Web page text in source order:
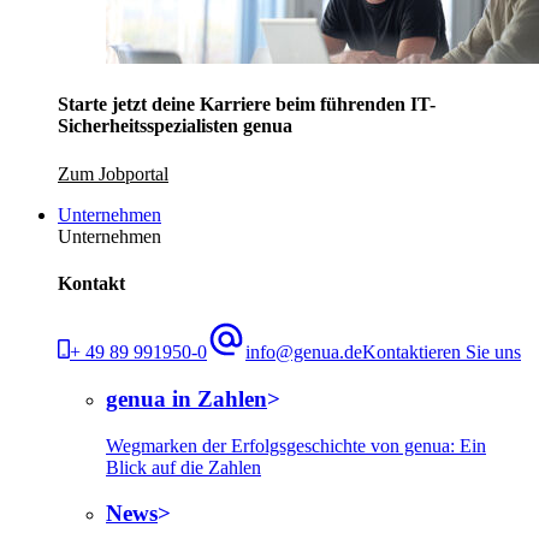
Starte jetzt deine Karriere beim führenden IT-
Sicherheitsspezialisten genua
Zum Jobportal
Unternehmen
Unternehmen
Kontakt
+ 49 89 991950-0 info@genua.deKontaktieren Sie uns
genua in Zahlen
Wegmarken der Erfolgsgeschichte von genua: Ein
Blick auf die Zahlen
News